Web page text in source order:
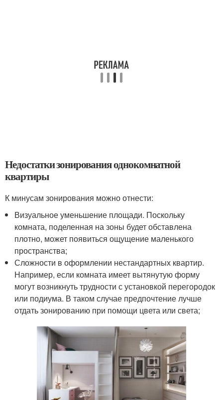
Недостатки зонирования однокомнатной
квартиры
К минусам зонирования можно отнести:
Визуальное уменьшение площади. Поскольку
комната, поделенная на зоны будет обставлена
плотно, может появиться ощущение маленького
пространства;
Сложности в оформлении нестандартных квартир.
Например, если комната имеет вытянутую форму
могут возникнуть трудности с установкой перегородок
или подиума. В таком случае предпочтение лучше
отдать зонированию при помощи цвета или света;